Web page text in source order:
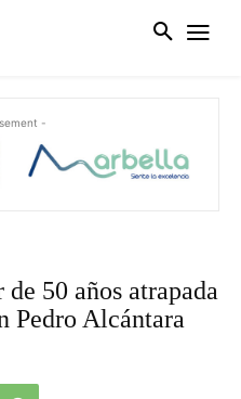
-
50 años atrapada
Pedro Alcántara